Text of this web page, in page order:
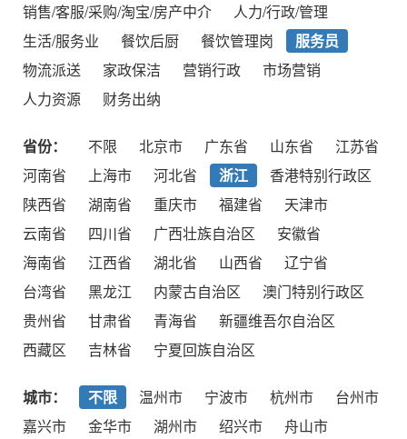
销售/客服/采购/淘宝/房产中介
人力/行政/管理
生活/服务业
餐饮后厨 餐饮管理岗
服务员
物流派送
家政保洁 营销行政
市场营销
人力资源
财务出纳
省份： 不限 北京市 广东省 山东省
江苏省
河南省
上海市 河北省 浙江
香港特别行政区
陕西省
湖南省 重庆市 福建省
天津市
云南省
四川省 广西壮族自治区
安徽省
海南省
江西省 湖北省 山西省
辽宁省
台湾省
黑龙江 内蒙古自治区
澳门特别行政区
贵州省
甘肃省 青海省
新疆维吾尔自治区
西藏区
吉林省 宁夏回族自治区
城市： 不限 温州市 宁波市 杭州市
台州市
嘉兴市
金华市 湖州市 绍兴市
舟山市